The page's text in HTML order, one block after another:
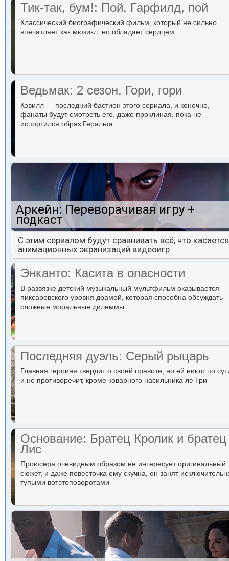
Тик-так, бум!: Пой, Гарфилд, пой
Классический биографический фильм, который не сильно
впечатляет как мюзикл, но обладает сердцем
Ведьмак: 2 сезон. Гори, гори
Кэвилл — последний бастион этого сериала, и конечно,
фанаты будут смотреть его, даже проклиная, пока не
испортился образ Геральта
Аркейн: Переворачивая игру +
подкаст
С этим сериалом будут сравнивать всё, что касается
анимационных экранизаций видеоигр
Энканто: Касита в опасности
В развязке детский музыкальный мультфильм оказывается
пиксаровского уровня драмой, которая способна обсуждать
сложные моральные дилеммы
Последняя дуэль: Серый рыцарь
Главная героиня твердит о своей правоте, но ей никто по
и не противоречит, кроме коварного насильника ле Гри
Основание: Братец Кролик и братец
Лис
Проюсера очевидным образом не интересует оригинальный
сюжет, и даже повесточка ему скучна, он занят
тупыми вотэтоповоротами